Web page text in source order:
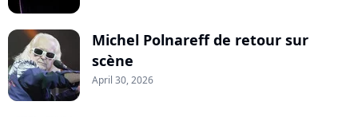
Michel Polnareff de retour sur
scène
April 30, 2026